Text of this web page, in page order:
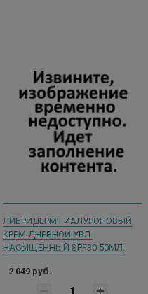
ЛИБРИДЕРМ ГИАЛУРОНОВЫЙ
КРЕМ ДНЕВНОЙ УВЛ.
НАСЫЩЕННЫЙ SPF30 50МЛ.
2 049 руб.